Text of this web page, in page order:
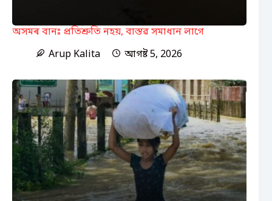
অসমৰ বানঃ প্ৰতিশ্ৰুতি নহয়, বাস্তৱ সমাধান লাগে
Arup Kalita
আগষ্ট 5, 2026